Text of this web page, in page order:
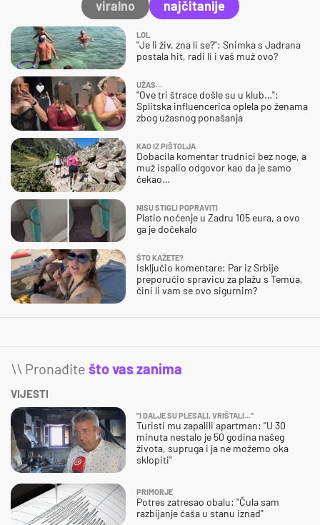
viralno najčitanije
LOL
"Je li živ, zna li se?": Snimka s Jadrana
postala hit, radi li i vaš muž ovo?
UŽAS…
"Ove tri štrace došle su u klub…":
Splitska influencerica oplela po ženama
zbog užasnog ponašanja
KAO IZ PIŠTOLJA
Dobacila komentar trudnici bez noge, a
muž ispalio odgovor kao da je samo
čekao…
NISU STIGLI POPRAVITI
Platio noćenje u Zadru 105 eura, a ovo
ga je dočekalo
ŠTO KAŽETE?
Isključio komentare: Par iz Srbije
preporučio spravicu za plažu s Temua,
čini li vam se ovo sigurnim?
\\ Pronađite što vas zanima
VIJESTI
"I DALJE SU PLESALI, VRIŠTALI..."
Turisti mu zapalili apartman: "U 30
minuta nestalo je 50 godina našeg
života, supruga i ja ne možemo oka
sklopiti"
PRIMORJE
Potres zatresao obalu: "Čula sam
razbijanje čaša u stanu iznad"